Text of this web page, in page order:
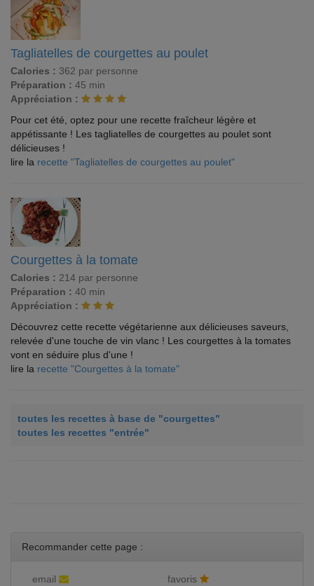
Tagliatelles de courgettes au poulet
Calories : 362 par personne
Préparation : 45 min
Appréciation :
Pour cet été, optez pour une recette fraîcheur légère et
appétissante ! Les tagliatelles de courgettes au poulet sont
délicieuses !
lire la recette "Tagliatelles de courgettes au poulet"
Courgettes à la tomate
Calories : 214 par personne
Préparation : 40 min
Appréciation :
Découvrez cette recette végétarienne aux délicieuses saveurs,
relevée d'une touche de vin vlanc ! Les courgettes à la tomates
vont en séduire plus d'une !
lire la recette "Courgettes à la tomate"
toutes les recettes à base de "courgettes"
toutes les recettes "entrée"
Recommander cette page :
email
favoris